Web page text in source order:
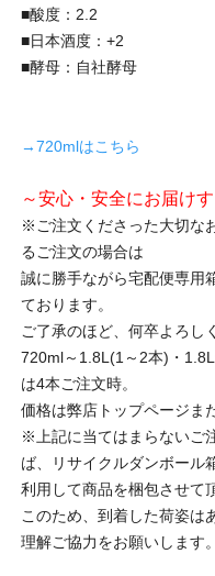
■酸度：2.2
■日本酒度：+2
■酵母：自社酵母
→720mlはこちら
～安心・安全にお届け
※ご注文くださった大切な
るご注文の場合は
誠に勝手ながら宅配便専用
ております。
ご了承のほど、何卒よろし
720ml～1.8L(1～2本)・
は4本ご注文時。
価格は弊店トップページ
※上記に当てはまらないご
ば、リサイクルダンボール
利用して商品を梱包させて
このため、到着した荷姿は
理解ご協力をお願いします。